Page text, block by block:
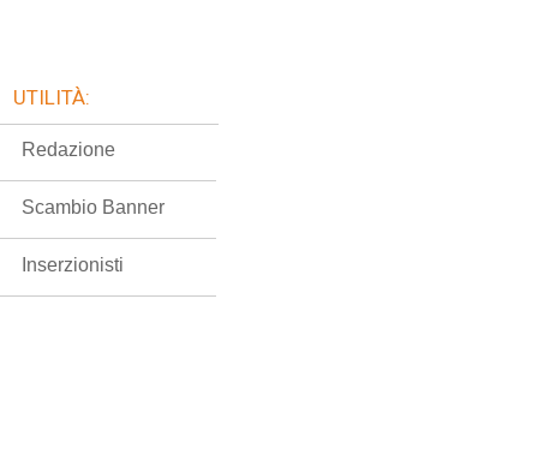
UTILITÀ:
Redazione
Scambio Banner
Inserzionisti